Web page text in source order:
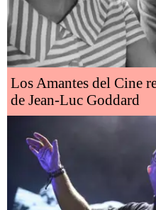
Los Amantes del Cine
de Jean-Luc Goddard